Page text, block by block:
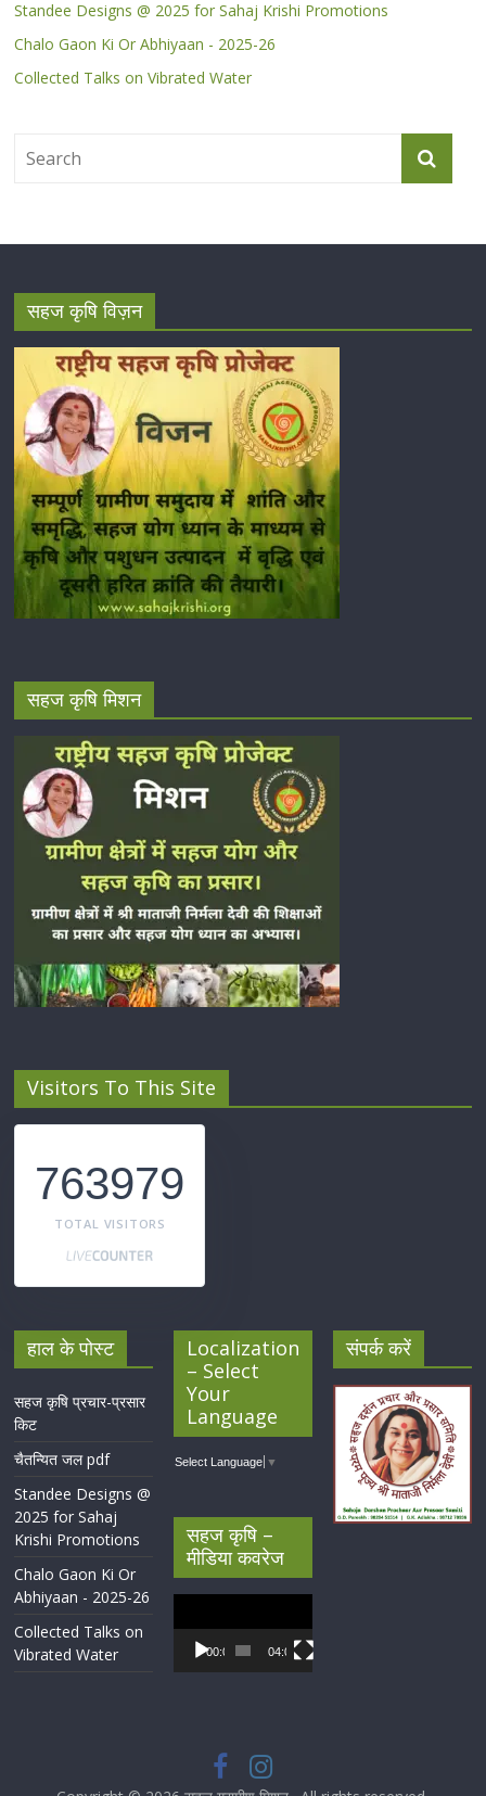
Standee Designs @ 2025 for Sahaj Krishi Promotions
Chalo Gaon Ki Or Abhiyaan - 2025-26
Collected Talks on Vibrated Water
सहज कृषि विज़न
सहज कृषि मिशन
Visitors To This Site
763979
TOTAL VISITORS
हाल के पोस्ट
सहज कृषि प्रचार-प्रसार
किट
चैतन्यित जल pdf
Standee Designs @
2025 for Sahaj
Krishi Promotions
Chalo Gaon Ki Or
Abhiyaan - 2025-26
Collected Talks on
Vibrated Water
Localization
– Select
Your
Language
Select Language ▼
सहज कृषि –
मीडिया कवरेज
Player
00:00 04:07
संपर्क करें